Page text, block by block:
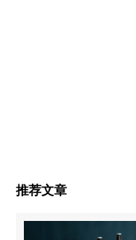
推荐文章